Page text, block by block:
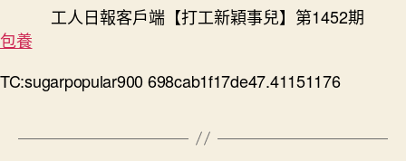
工人日報客戶端【打工新穎事兒】第1452期
包養
TC:sugarpopular900 698cab1f17de47.41151176